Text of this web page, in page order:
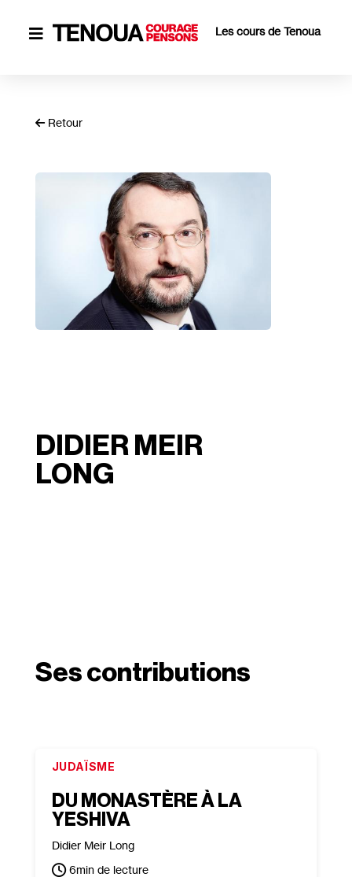
 Les cours de Tenoua
Retour
DIDIER MEIR
LONG
Ses contributions
JUDAÏSME
DU MONASTÈRE À LA
YESHIVA
Didier Meir Long
6min de lecture